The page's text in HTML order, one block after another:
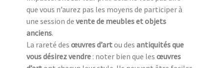
que vous n’aurez pas les moyens de participer à
une session de vente de meubles et objets
anciens.
La rareté des œuvres d’artou des antiquités que
vous désirez vendre : noter bien que les œuvres